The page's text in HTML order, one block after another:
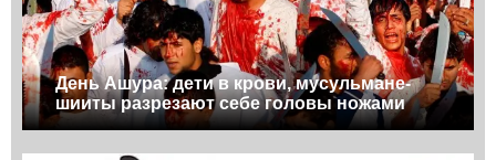
День Ашура: дети в крови, мусульмане-
шииты разрезают себе головы ножами